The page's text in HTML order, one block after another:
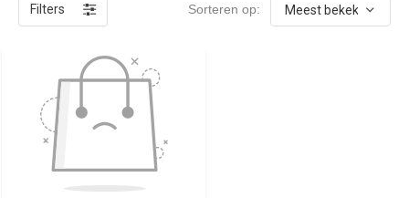
Filters Sorteren op: